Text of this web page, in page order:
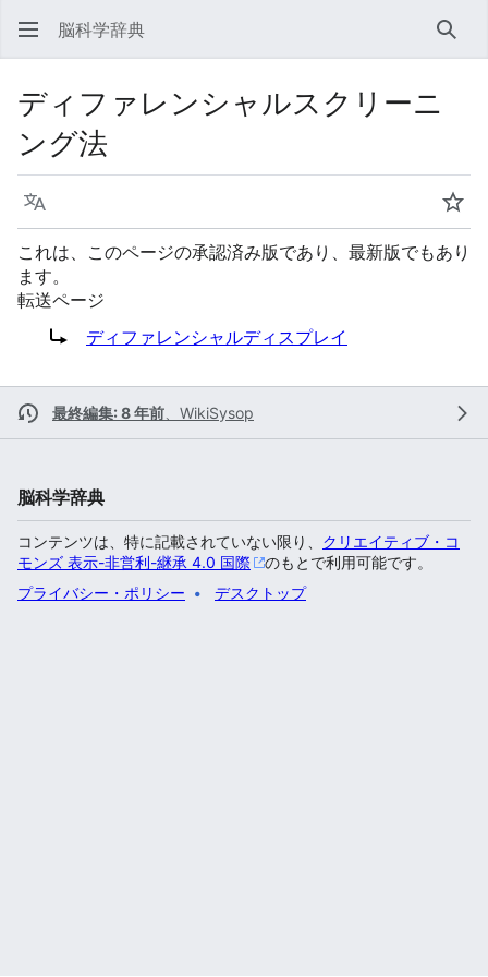
脳科学辞典 検索
ディファレンシャルスクリーニ
ング法
言語
ウ
これは、このページの承認済み版であり、最新版でもあり
ます。
転送ページ
転送先:
ディファレンシャルディスプレイ
最終編集: 8 年前 WikiSysop
脳科学辞典
コンテンツは、特に記載されていない限り、 クリエイティブ・コ
モンズ 表示-非営利-継承 4.0 国際
のもとで利用可能です。
プライバシー・ポリシー
デスクトップ